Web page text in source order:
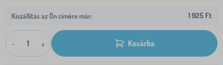
Kiszállítás az Ön címére már: 1 925 Ft
- + Kosárba